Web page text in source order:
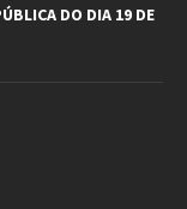
DO DIA 19 DE